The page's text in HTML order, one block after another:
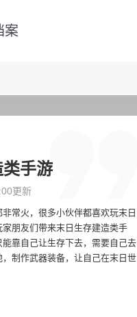
案
手游
更新
常火，很多小伙伴都喜欢玩末日
朋友们带来末日生存建造类手
靠自己让生存下去，需要自己去
制作武器装备，让自己在末日世